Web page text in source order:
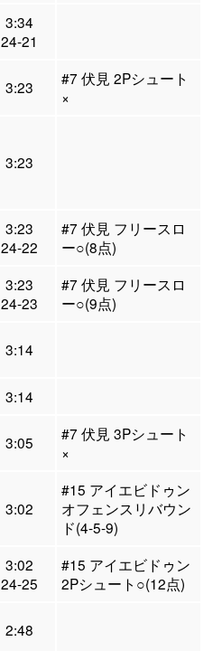
3:34
24-21
3:23
#7 伏見 2Pシュート
×
3:23
3:23
24-22
#7 伏見 フリースロ
ー○(8点)
3:23
24-23
#7 伏見 フリースロ
ー○(9点)
3:14
3:14
3:05
#7 伏見 3Pシュート
×
3:02
#15 アイエビドゥン
オフェンスリバウン
ド(4-5-9)
3:02
24-25
#15 アイエビドゥン
2Pシュート○(12点)
2:48